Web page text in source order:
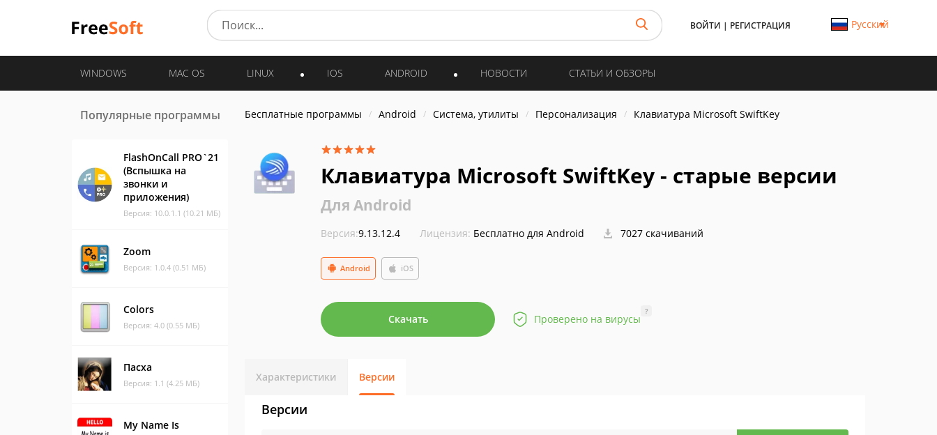
ВОЙТИ | РЕГИСТРАЦИЯ Русский
WINDOWS MAC OS LINUX IOS ANDROID НОВОСТИ СТАТЬИ И ОБЗОРЫ
Популярные программы
FlashOnCall PRO`21
(Вспышка на
звонки и
приложения)
Версия: 10.0.1.1 (10.21 МБ)
Zoom
Версия: 1.0.4 (0.51 МБ)
Colors
Версия: 4.0 (0.55 МБ)
Пасха
Версия: 1.1 (4.25 МБ)
My Name Is
Бесплатные программы Android Система, утилиты Персонализация Клавиатура Microsoft SwiftKey
Клавиатура Microsoft SwiftKey - старые версии
Для Android
Версия:9.13.12.4 Лицензия: Бесплатно для Android 7027 скачиваний
Android iOS
Скачать Проверено на вирусы
?
Характеристики Версии
Версии